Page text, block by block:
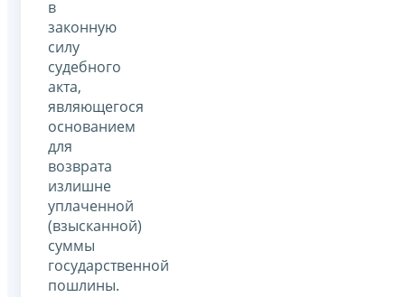
в
законную
силу
судебного
акта,
являющегося
основанием
для
возврата
излишне
уплаченной
(взысканной)
суммы
государственной
пошлины.